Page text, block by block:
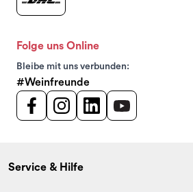
Folge uns Online
Bleibe mit uns verbunden:
#Weinfreunde
Service & Hilfe